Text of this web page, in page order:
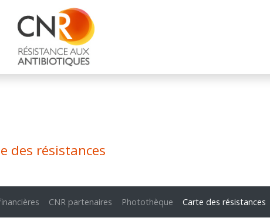
des résistances
CNR partenaires Photothèque Carte des résistances